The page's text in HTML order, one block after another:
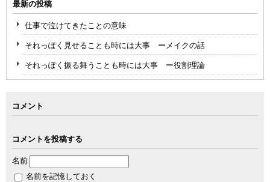
最新の投稿
仕事で泣けてきたことの意味
それっぽく見せることも時には大事 ーメイクの話
それっぽく振る舞うことも時には大事 ー役割理論
コメント
コメントを投稿する
名前
名前を記憶しておく